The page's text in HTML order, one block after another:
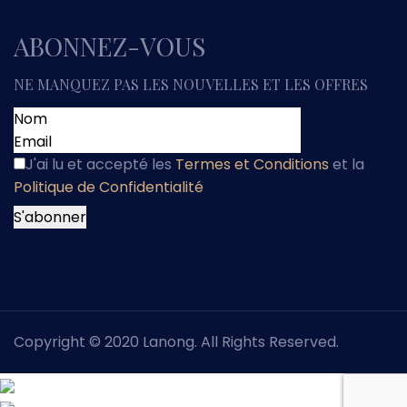
ABONNEZ-VOUS
NE MANQUEZ PAS LES NOUVELLES ET LES OFFRES
J'ai lu et accepté les Termes et Conditions et la
Politique de Confidentialité
Copyright © 2020 Lanong. All Rights Reserved.